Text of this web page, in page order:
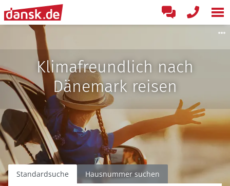
Klimafreundlich nach
Dänemark reisen
Standardsuche Hausnummer suchen